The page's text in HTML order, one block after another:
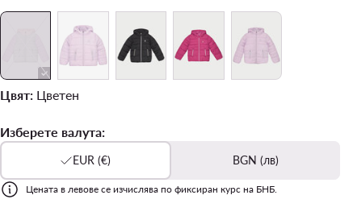
Цвят:Цветен
Изберете валута:
EUR (€) BGN (лв)
Цената в левове се изчислява по фиксиран курс на БНБ.